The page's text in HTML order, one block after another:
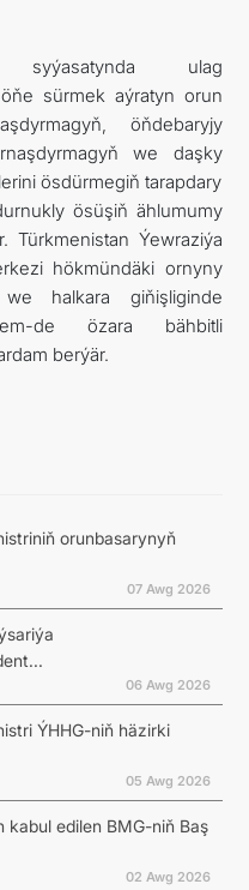
syýasatynda ulag
sürmek aýratyn orun
öňdebaryjy
we daşky
ösdürmegiň tarapdary
ösüşiň ählumumy
Türkmenistan Ýewraziýa
hökmündäki ornyny
halkara giňişliginde
de özara bähbitli
berýär.
orunbasarynyň
07 Awg 2026
06 Awg 2026
ÝHHG-niň häzirki
05 Awg 2026
edilen BMG-niň Baş
02 Awg 2026